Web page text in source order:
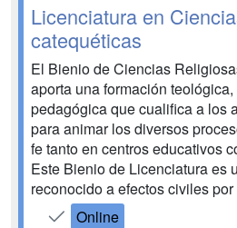
Licenciatura en
catequéticas
El Bienio de Ciencias
aporta una formación
pedagógica que cualifica a los
para animar los diversos
fe tanto en centros educativos
Este Bienio de Licenciatura es
reconocido a efectos civiles
Online